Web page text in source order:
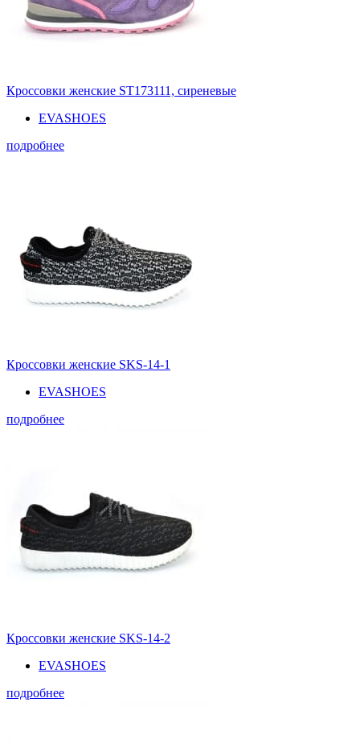
Кроссовки женские ST173111, сиреневые
EVASHOES
подробнее
Кроссовки женские SKS-14-1
EVASHOES
подробнее
Кроссовки женские SKS-14-2
EVASHOES
подробнее